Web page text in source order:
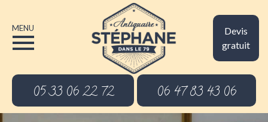
Devis
gratuit
MENU
05 33 06 22 72 06 47 83 43 06